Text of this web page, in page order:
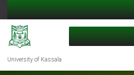
University of Kassala